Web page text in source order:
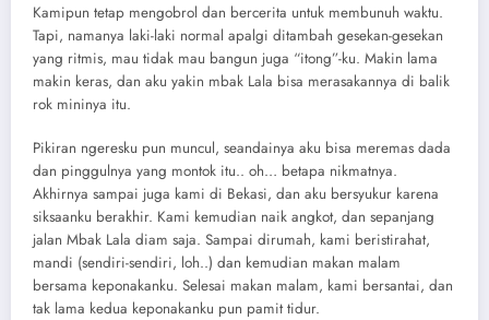
Kamipun tetap mengobrol dan bercerita untuk membunuh waktu.
Tapi, namanya laki-laki normal apalgi ditambah gesekan-gesekan
yang ritmis, mau tidak mau bangun juga “itong”-ku. Makin lama
makin keras, dan aku yakin mbak Lala bisa merasakannya di balik
rok mininya itu.
Pikiran ngeresku pun muncul, seandainya aku bisa meremas dada
dan pinggulnya yang montok itu.. oh… betapa nikmatnya.
Akhirnya sampai juga kami di Bekasi, dan aku bersyukur karena
siksaanku berakhir. Kami kemudian naik angkot, dan sepanjang
jalan Mbak Lala diam saja. Sampai dirumah, kami beristirahat,
mandi (sendiri-sendiri, loh..) dan kemudian makan malam
bersama keponakanku. Selesai makan malam, kami bersantai, dan
tak lama kedua keponakanku pun pamit tidur.